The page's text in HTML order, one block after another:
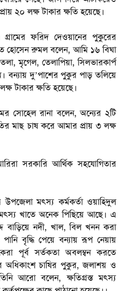
২০ লক্ষ টাকার ক্ষতি হয়েছে।
গ্রামের ফরিদ দেওয়ানের পুকুরের
হোসেন রুমল বলেন, আমি ১৬ বিঘা
মৃগেল, তেলাপিয়া, সিলভারকার্প
বন্যায় দু’পাশের পুকুর পাড় তলিয়ে
টাকার ক্ষতি হয়েছে।
সোহেল রানা বলেন, অন্যের ২টি
মাছ চাষ করে আমার প্রায় ৩ লক্ষ
সরকারি আর্থিক সহযোগিতার
উপজেলা মৎস্য কর্মকর্তা ওয়াহিদুল
খাতে অনেক পিছিয়ে আছে। এ
বাড়িয়ে নদী, খাল, বিল খনন করা
বৃদ্ধি পেয়ে বন্যায় রূপ নেয়ায়
পূর্ব সর্তকতা অবলম্বন করতে
অধিকাংশ চাষির পুকুর, জলাশয় ও
আরো বলেন, ক্ষতিগ্রস্ত মৎস্য